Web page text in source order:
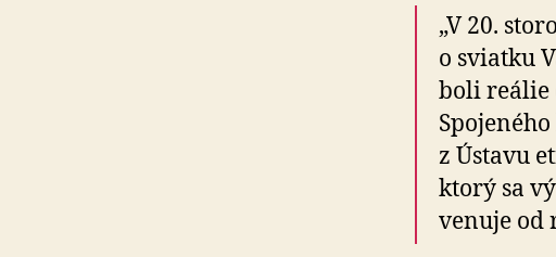
„V 20.
o sviatku
boli reálie
z Ústavu
ktorý sa
venuje od